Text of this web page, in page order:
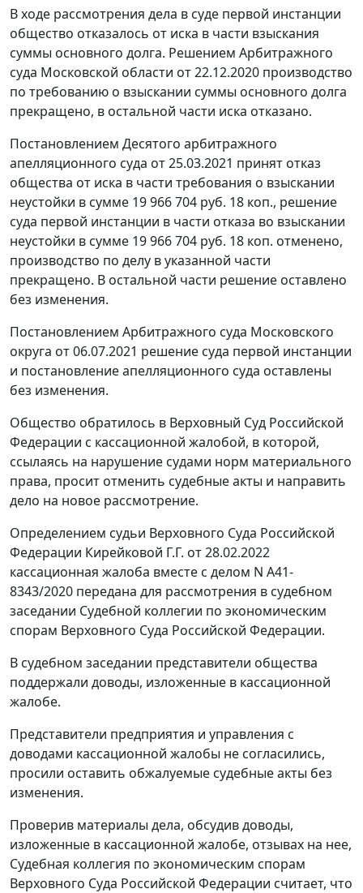
В ходе рассмотрения дела в суде первой инстанции
общество отказалось от иска в части взыскания
суммы основного долга. Решением Арбитражного
суда Московской области от 22.12.2020 производство
по требованию о взыскании суммы основного долга
прекращено, в остальной части иска отказано.
Постановлением Десятого арбитражного
апелляционного суда от 25.03.2021 принят отказ
общества от иска в части требования о взыскании
неустойки в сумме 19 966 704 руб. 18 коп., решение
суда первой инстанции в части отказа во взыскании
неустойки в сумме 19 966 704 руб. 18 коп. отменено,
производство по делу в указанной части
прекращено. В остальной части решение оставлено
без изменения.
Постановлением Арбитражного суда Московского
округа от 06.07.2021 решение суда первой инстанции
и постановление апелляционного суда оставлены
без изменения.
Общество обратилось в Верховный Суд Российской
Федерации с кассационной жалобой, в которой,
ссылаясь на нарушение судами норм материального
права, просит отменить судебные акты и направить
дело на новое рассмотрение.
Определением судьи Верховного Суда Российской
Федерации Кирейковой Г.Г. от 28.02.2022
кассационная жалоба вместе с делом N А41-
8343/2020 передана для рассмотрения в судебном
заседании Судебной коллегии по экономическим
спорам Верховного Суда Российской Федерации.
В судебном заседании представители общества
поддержали доводы, изложенные в кассационной
жалобе.
Представители предприятия и управления с
доводами кассационной жалобы не согласились,
просили оставить обжалуемые судебные акты без
изменения.
Проверив материалы дела, обсудив доводы,
изложенные в кассационной жалобе, отзывах на нее,
Судебная коллегия по экономическим спорам
Верховного Суда Российской Федерации считает, что